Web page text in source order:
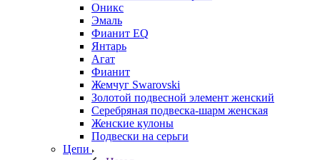
Оникс
Эмаль
Фианит EQ
Янтарь
Агат
Фианит
Жемчуг Swarovski
Золотой подвесной элемент женcкий
Серебряная подвеска-шарм женская
Женские кулоны
Подвески на серьги
Цепи